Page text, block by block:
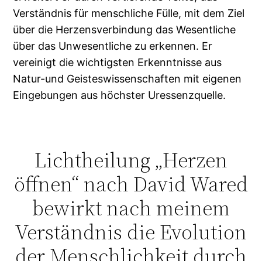
Verständnis für menschliche Fülle, mit dem Ziel
über die Herzensverbindung das Wesentliche
über das Unwesentliche zu erkennen. Er
vereinigt die wichtigsten Erkenntnisse aus
Natur-und Geisteswissenschaften mit eigenen
Eingebungen aus höchster Uressenzquelle.
Lichtheilung „Herzen
öffnen“ nach David Wared
bewirkt nach meinem
Verständnis die Evolution